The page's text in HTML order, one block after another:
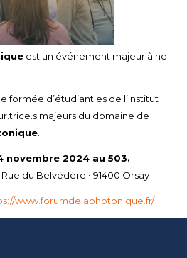
est un événement majeur à ne
formée d’étudiant.es de l’Institut
majeurs du domaine de
novembre 2024 au 503.
du Belvédère • 91400 Orsay
www.forumdelaphotonique.fr/